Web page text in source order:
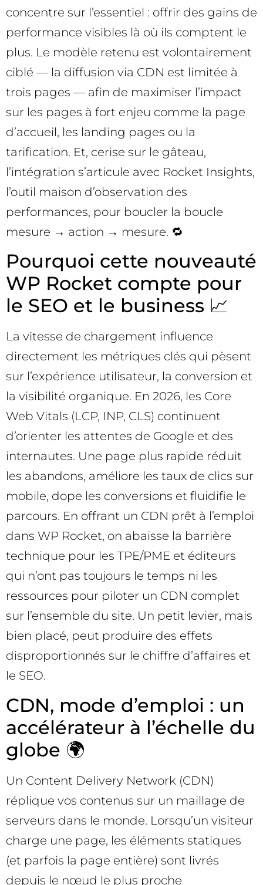
concentre sur l’essentiel : offrir des gains de
performance visibles là où ils comptent le
plus. Le modèle retenu est volontairement
ciblé — la diffusion via CDN est limitée à
trois pages — afin de maximiser l’impact
sur les pages à fort enjeu comme la page
d’accueil, les landing pages ou la
tarification. Et, cerise sur le gâteau,
l’intégration s’articule avec Rocket Insights,
l’outil maison d’observation des
performances, pour boucler la boucle
mesure → action → mesure. 🔁
Pourquoi cette nouveauté
WP Rocket compte pour
le SEO et le business 📈
La vitesse de chargement influence
directement les métriques clés qui pèsent
sur l’expérience utilisateur, la conversion et
la visibilité organique. En 2026, les Core
Web Vitals (LCP, INP, CLS) continuent
d’orienter les attentes de Google et des
internautes. Une page plus rapide réduit
les abandons, améliore les taux de clics sur
mobile, dope les conversions et fluidifie le
parcours. En offrant un CDN prêt à l’emploi
dans WP Rocket, on abaisse la barrière
technique pour les TPE/PME et éditeurs
qui n’ont pas toujours le temps ni les
ressources pour piloter un CDN complet
sur l’ensemble du site. Un petit levier, mais
bien placé, peut produire des effets
disproportionnés sur le chiffre d’affaires et
le SEO.
CDN, mode d’emploi : un
accélérateur à l’échelle du
globe 🌍
Un Content Delivery Network (CDN)
réplique vos contenus sur un maillage de
serveurs dans le monde. Lorsqu’un visiteur
charge une page, les éléments statiques
(et parfois la page entière) sont livrés
depuis le nœud le plus proche